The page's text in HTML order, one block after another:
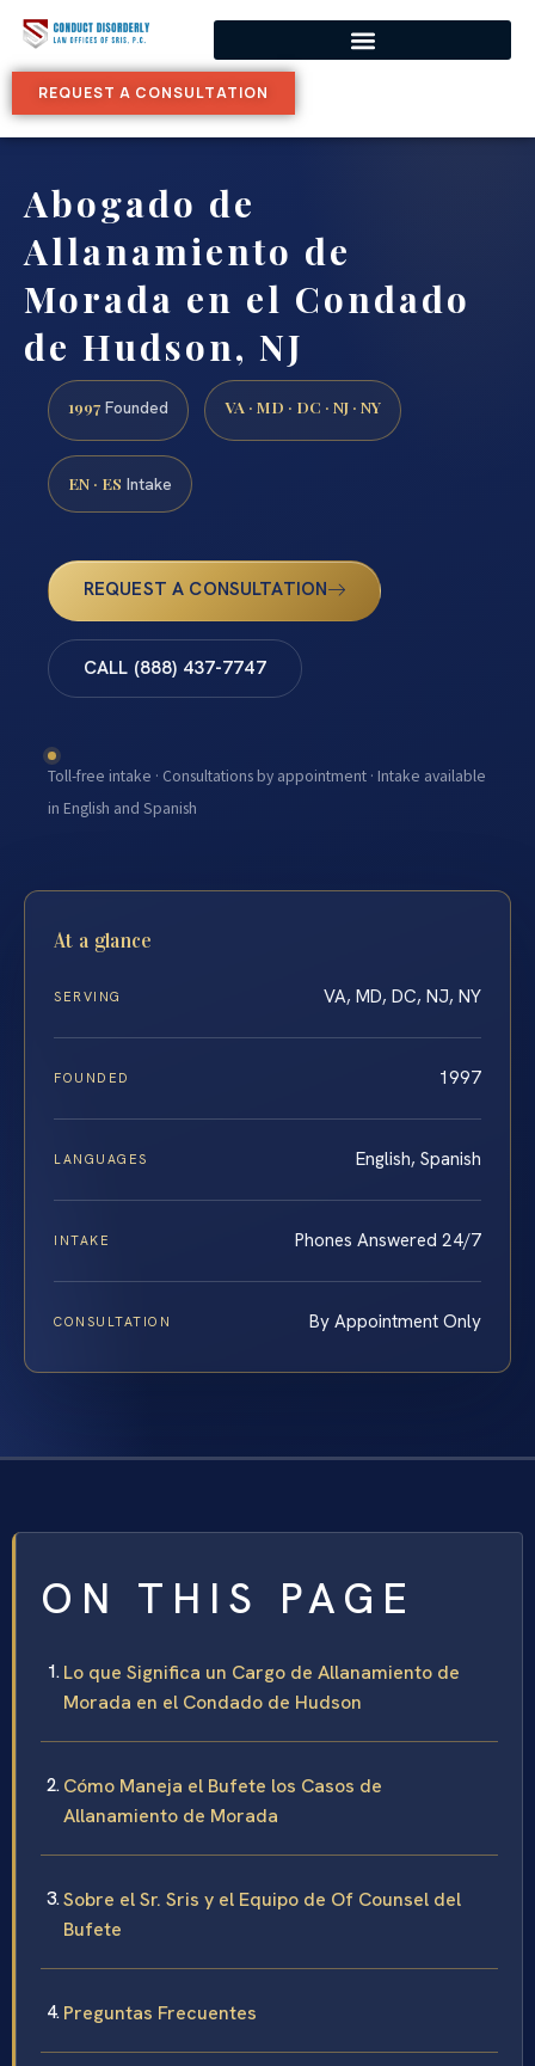
REQUEST A CONSULTATION
Abogado de
Allanamiento de
Morada en el Condado
de Hudson, NJ
1997 Founded VA · MD · DC · NJ · NY
EN · ES Intake
REQUEST A CONSULTATION
CALL (888) 437-7747
Toll-free intake · Consultations by appointment · Intake available
in English and Spanish
At a glance
SERVING VA, MD, DC, NJ, NY
FOUNDED 1997
LANGUAGES English, Spanish
INTAKE Phones Answered 24/7
CONSULTATION By Appointment Only
ON THIS PAGE
Lo que Significa un Cargo de Allanamiento de
Morada en el Condado de Hudson
Cómo Maneja el Bufete los Casos de
Allanamiento de Morada
Sobre el Sr. Sris y el Equipo de Of Counsel del
Bufete
Preguntas Frecuentes